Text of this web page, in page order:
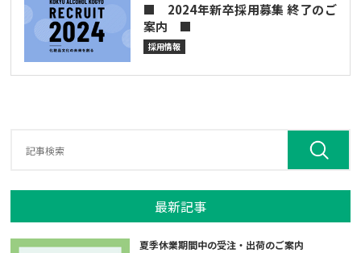
■ 2024年新卒採用募集 終了のご
案内 ■
採用情報
最新記事
夏季休業期間中の受注・出荷のご案内